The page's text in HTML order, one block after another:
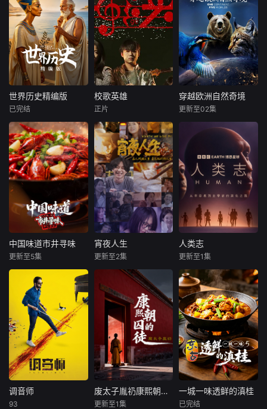
院》真实记录国内
科创企业技术突破
与成长诉求，集结
院士、企业家、政
府、投行等专家智
库，为专精特新企
业提供战略规划、
资源对接、金融帮
扶。2023年开播至
摄12
核心叙事轴线，精
选 9 场深刻改变战
争走向、决定世界
格局的标志性战
役，完整覆盖从 19
39 年二战欧洲战场
爆发，到 1945 年
欧洲反法西斯战争
胜利的历史进程，
视电影频道节目中
心制作出品、中国
社会科学院监制、
中国社会科学院历
史研究所组织撰稿
并邀请国内多家重
点大学、专业机构
的研究人员共同参
与创作。这部纪录
段再现中华
世界历史精编版
这是一部跨越国
度、跨越时空、超
越民族界限，以人
类社会发展史为题
材的大型纪录片。
它以丰富的视听手
段再现了从远古人
类起源到万隆会议
的浩瀚历史图景，
较全面地讲述了人
类社会发展过程，
展趋势及规律。该
片内容从人类石器
时代的开端，历经
古代两河流域、埃
及、印度、希腊、
罗马等文明，涵盖
欧亚民族大迁徙、
中世纪、近代民族
国家形成、伊斯兰
世界发展等重要历
史阶段与事件，直
世界历史精编版
已完结
校歌英雄
黄黎
叛逆富二代叛逆为
躲爹妈安排，偷报
音乐专业，开学撩
学姐，为校花与校
草开战，背后搞小
动作坑对手又坑队
友；寒门工科妹靠
兼职偷师学音乐，
一边端盘子一边写
歌逆袭。校园歌曲
战，看废柴二代如
何洗白，草
校歌英雄
正片
穿越欧洲自然奇境
从斯瓦尔巴群岛冰
封的荒原，到沐浴
着阳光的地中海沿
岸，这部野生动物
纪录片深入探索了
欧洲最重要迷人的
栖息地，并邂逅了
最非凡的野生居
民。蓝鲸、北极熊
与翱翔天际的金雕
领衔登场，珍稀罕
物种的身影也惊艳
亮相。全片满载震
撼壮观的影像画
面，记录了多项科
学界首次发现的动
物行为，堪称有史
以来制作规模最宏
大的野生动物纪录
片之一。
穿越欧洲自然奇境
更新至02集
中国味道市井寻味
《中国味道·市井寻
味》走遍大江南
北，聚焦十组最接
地气的美食图景：
从一锅乱炖的豪
迈，到明火直烤的
奔放；从辣度爆表
的酣畅，到反差之
山野的鲜灵，到下
中国味道市井寻味
更新至5集
宵夜人生
人间至味是清欢，
当宵夜不仅是宵
夜，节目着眼于“人
与食物”的关系，以
美食为切口，看一
场美食的味觉复
兴，来听食客故事
里的百态人生，我
在宵夜里等你，一
起看生活万岁！
宵夜人生
更新至2集
人类志
本片深入探索智人
的悠久历史——揭
示人类如何成为地
球上最强大的动
物。大约30万年
前，智人出现在非
洲。如今，他们是
这个星球上仅存的
人类物种。这一切
是如何发生的？这
部纪录片利用最新
人类志
更新至1集
调音师
调音师
93
废太子胤礽康熙朝的囚徒 废太子胤礽康熙朝的囚徒
更新至1集
一城一味透鲜的滇桂
一城一味透鲜的滇桂
已完结